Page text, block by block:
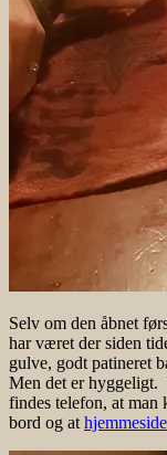
Selv om den åbnet
har været der siden
gulve, godt patineret
Men det er hyggeligt.
findes telefon, at man
bord og at